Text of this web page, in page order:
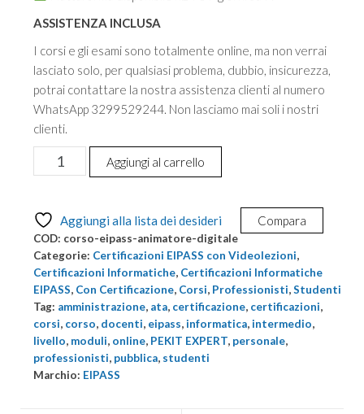
ASSISTENZA INCLUSA
I corsi e gli esami sono totalmente online, ma non verrai
lasciato solo, per qualsiasi problema, dubbio, insicurezza,
potrai contattare la nostra assistenza clienti al numero
WhatsApp 3299529244. Non lasciamo mai soli i nostri
clienti.
Corso
e
informatica
EIPASS
Animatore
Digitale
4.0
con
videolezioni
quantità
Aggiungi al carrello
Aggiungi alla lista dei desideri Compara
COD: corso-eipass-animatore-digitale
Categorie: Certificazioni EIPASS con Videolezioni,
Certificazioni Informatiche, Certificazioni Informatiche
EIPASS, Con Certificazione, Corsi, Professionisti,Studenti
Tag: amministrazione, ata, certificazione, certificazioni,
corsi, corso, docenti, eipass, informatica, intermedio,
livello, moduli, online, PEKIT EXPERT, personale,
professionisti, pubblica, studenti
Marchio: EIPASS